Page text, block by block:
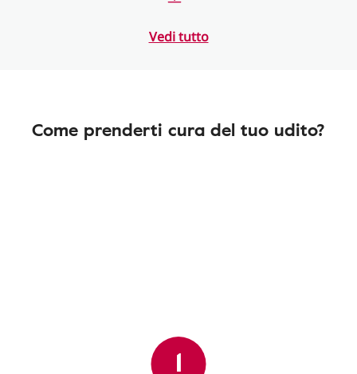
Vedi tutto
Come prenderti cura del tuo udito?
1